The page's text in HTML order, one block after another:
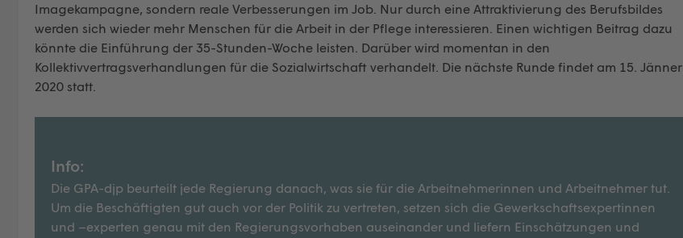
Imagekampagne, sondern reale Verbesserungen im Job. Nur durch eine Attraktivierung des Berufsbildes
werden sich wieder mehr Menschen für die Arbeit in der Pflege interessieren. Einen wichtigen Beitrag dazu
könnte die Einführung der 35-Stunden-Woche leisten. Darüber wird momentan in den
Kollektivvertragsverhandlungen für die Sozialwirtschaft verhandelt. Die nächste Runde findet am 15. Jänner
2020 statt.
Info:
Die GPA-djp beurteilt jede Regierung danach, was sie für die Arbeitnehmerinnen und Arbeitnehmer tut.
Um die Beschäftigten gut auch vor der Politik zu vertreten, setzen sich die Gewerkschaftsexpertinnen
und –experten genau mit den Regierungsvorhaben auseinander und liefern Einschätzungen und